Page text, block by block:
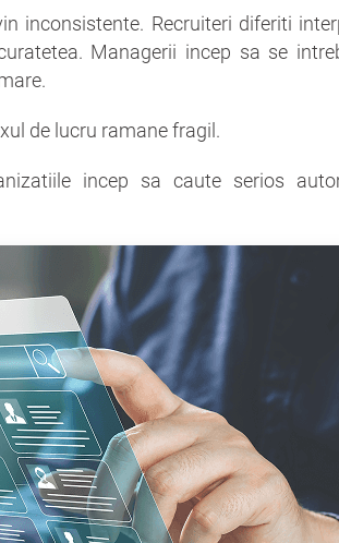
inconsistente. Recruiteri diferiti
Managerii incep sa se
de lucru ramane fragil.
incep sa caute serios